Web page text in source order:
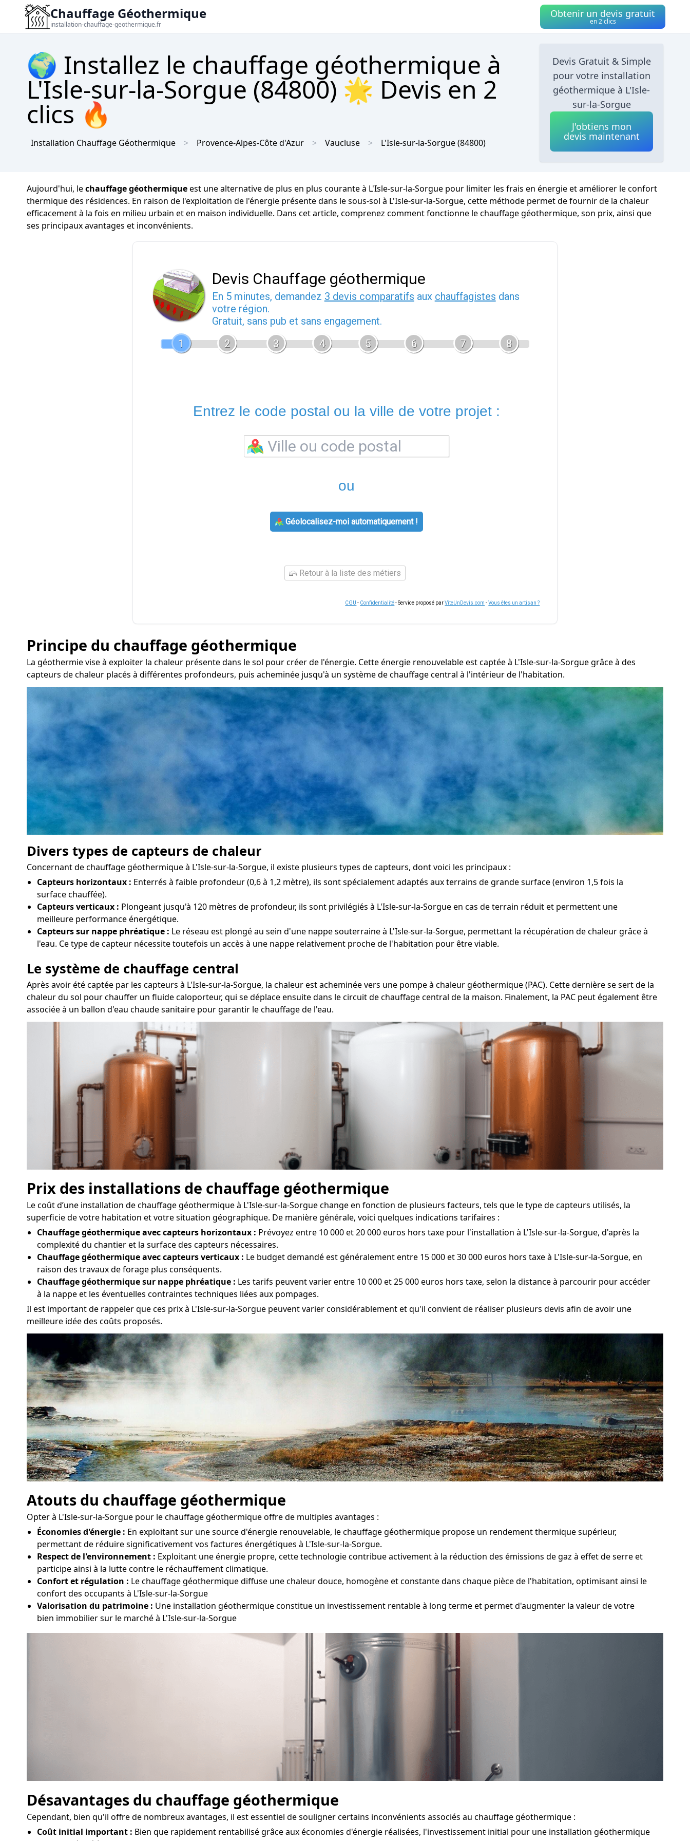
Chauffage Géothermique
installation-chauffage-geothermique.fr
Obtenir un devis gratuit
en 2 clics
🌍 Installez le chauffage géothermique à
L'Isle-sur-la-Sorgue (84800) 🌟 Devis en 2
clics 🔥
Installation Chauffage Géothermique Provence-Alpes-Côte d'Azur Vaucluse L'Isle-sur-la-Sorgue(84800)
Devis Gratuit & Simple
pour votre installation
géothermique à L'Isle-
sur-la-Sorgue
J'obtiens mon
devis maintenant
Aujourd'hui, lechauffage géothermiqueest une alternative de plus en plus courante à L'Isle-sur-la-Sorgue pour limiter les frais en énergie et améliorer le confort
thermique des résidences. En raison de l'exploitation de l'énergie présente dans le sous-sol à L'Isle-sur-la-Sorgue, cette méthode permet de fournir de la chaleur
efficacement à la fois en milieu urbain et en maison individuelle. Dans cet article, comprenez comment fonctionne le chauffage géothermique, son prix, ainsi que
ses principaux avantages et inconvénients.
Devis Chauffage géothermique
En 5 minutes, demandez 3 devis comparatifs aux chauffagistes dans
votre région.
Gratuit, sans pub et sans engagement.
1
2 3 4 5 6 7 8
Entrez le code postal ou la ville de votre projet :
ou
Géolocalisez-moi automatiquement !
Retour à la liste des métiers
CGU - Confidentialité- Service proposé parViteUnDevis.com -Vous êtes un artisan ?
Principe du chauffage géothermique
La géothermie vise à exploiter la chaleur présente dans le sol pour créer de l'énergie. Cette énergie renouvelable est captée à L'Isle-sur-la-Sorgue grâce à des
capteurs de chaleur placés à différentes profondeurs, puis acheminée jusqu'à un système de chauffage central à l'intérieur de l'habitation.
Divers types de capteurs de chaleur
Concernant de chauffage géothermique à L'Isle-sur-la-Sorgue, il existe plusieurs types de capteurs, dont voici les principaux :
Capteurs horizontaux : Enterrés à faible profondeur (0,6 à 1,2 mètre), ils sont spécialement adaptés aux terrains de grande surface (environ 1,5 fois la
surface chauffée).
Capteurs verticaux : Plongeant jusqu'à 120 mètres de profondeur, ils sont privilégiés à L'Isle-sur-la-Sorgue en cas de terrain réduit et permettent une
meilleure performance énergétique.
Capteurs sur nappe phréatique : Le réseau est plongé au sein d'une nappe souterraine à L'Isle-sur-la-Sorgue, permettant la récupération de chaleur grâce à
l'eau. Ce type de capteur nécessite toutefois un accès à une nappe relativement proche de l'habitation pour être viable.
Le système de chauffage central
Après avoir été captée par les capteurs à L'Isle-sur-la-Sorgue, la chaleur est acheminée vers une pompe à chaleur géothermique (PAC). Cette dernière se sert de la
chaleur du sol pour chauffer un fluide caloporteur, qui se déplace ensuite dans le circuit de chauffage central de la maison. Finalement, la PAC peut également être
associée à un ballon d'eau chaude sanitaire pour garantir le chauffage de l'eau.
Prix des installations de chauffage géothermique
Le coût d’une installation de chauffage géothermique à L'Isle-sur-la-Sorgue change en fonction de plusieurs facteurs, tels que le type de capteurs utilisés, la
superficie de votre habitation et votre situation géographique. De manière générale, voici quelques indications tarifaires :
Chauffage géothermique avec capteurs horizontaux : Prévoyez entre 10 000 et 20 000 euros hors taxe pour l'installation à L'Isle-sur-la-Sorgue, d'après la
complexité du chantier et la surface des capteurs nécessaires.
Chauffage géothermique avec capteurs verticaux : Le budget demandé est généralement entre 15 000 et 30 000 euros hors taxe à L'Isle-sur-la-Sorgue, en
raison des travaux de forage plus conséquents.
Chauffage géothermique sur nappe phréatique : Les tarifs peuvent varier entre 10 000 et 25 000 euros hors taxe, selon la distance à parcourir pour accéder
à la nappe et les éventuelles contraintes techniques liées aux pompages.
Il est important de rappeler que ces prix à L'Isle-sur-la-Sorgue peuvent varier considérablement et qu'il convient de réaliser plusieurs devis afin de avoir une
meilleure idée des coûts proposés.
Atouts du chauffage géothermique
Opter à L'Isle-sur-la-Sorgue pour le chauffage géothermique offre de multiples avantages :
Économies d'énergie : En exploitant sur une source d'énergie renouvelable, le chauffage géothermique propose un rendement thermique supérieur,
permettant de réduire significativement vos factures énergétiques à L'Isle-sur-la-Sorgue.
Respect de l'environnement : Exploitant une énergie propre, cette technologie contribue activement à la réduction des émissions de gaz à effet de serre et
participe ainsi à la lutte contre le réchauffement climatique.
Confort et régulation : Le chauffage géothermique diffuse une chaleur douce, homogène et constante dans chaque pièce de l'habitation, optimisant ainsi le
confort des occupants à L'Isle-sur-la-Sorgue
Valorisation du patrimoine : Une installation géothermique constitue un investissement rentable à long terme et permet d'augmenter la valeur de votre
bien immobilier sur le marché à L'Isle-sur-la-Sorgue
Désavantages du chauffage géothermique
Cependant, bien qu'il offre de nombreux avantages, il est essentiel de souligner certains inconvénients associés au chauffage géothermique :
Coût initial important : Bien que rapidement rentabilisé grâce aux économies d'énergie réalisées, l'investissement initial pour une installation géothermique